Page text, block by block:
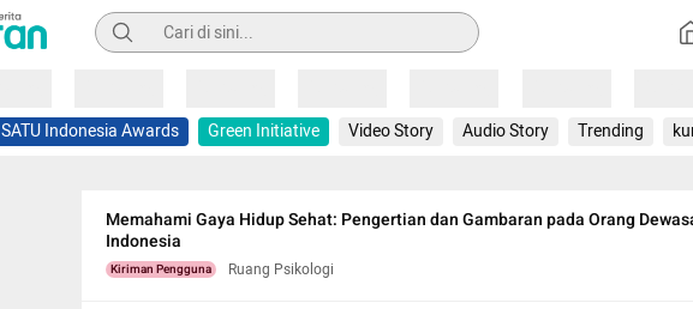
Pencarian
SATU Indonesia Awards Green Initiative Video Story Audio Story Trending
Memahami Gaya Hidup Sehat: Pengertian dan Gambaran pada Orang
Indonesia
Kiriman Pengguna Ruang Psikologi